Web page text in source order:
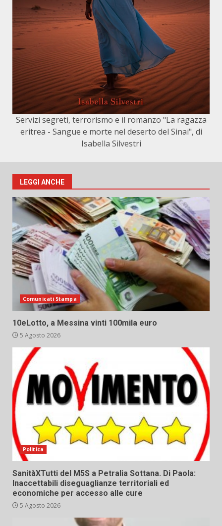
Servizi segreti, terrorismo e il romanzo "La ragazza
eritrea - Sangue e morte nel deserto del Sinai", di
Isabella Silvestri
LEGGI ANCHE
Comunicati Stampa
10eLotto, a Messina vinti 100mila euro
5 Agosto 2026
Politica
SanitàXTutti del M5S a Petralia Sottana. Di Paola:
Inaccettabili diseguaglianze territoriali ed
economiche per accesso alle cure
5 Agosto 2026